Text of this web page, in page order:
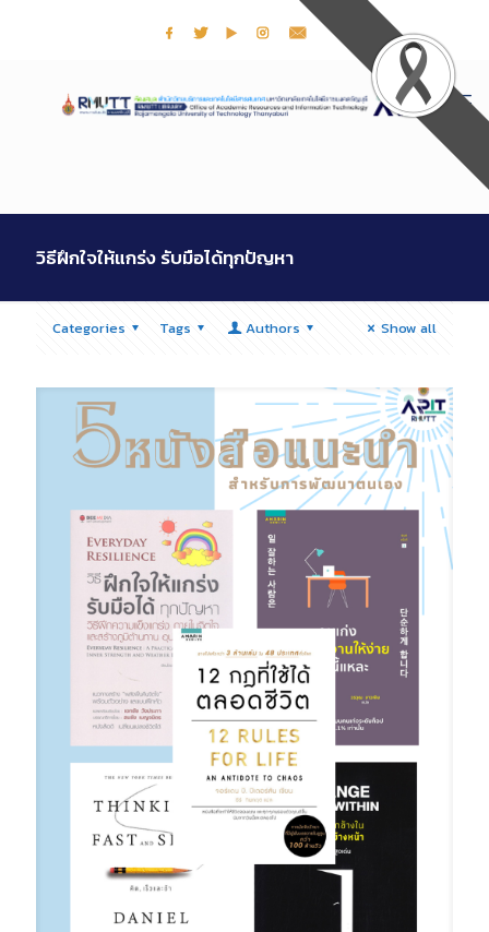
วิธีฝึกใจให้แกร่ง รับมือได้ทุกปัญหา
Categories Tags Authors Show all